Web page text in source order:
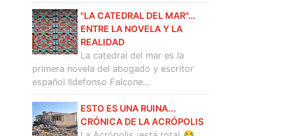
"LA CATEDRAL DEL MAR"…
ENTRE LA NOVELA Y LA
REALIDAD
La catedral del mar es la
primera novela del abogado y escritor
español Ildefonso Falcone…
ESTO ES UNA RUINA...
CRÓNICA DE LA ACRÓPOLIS